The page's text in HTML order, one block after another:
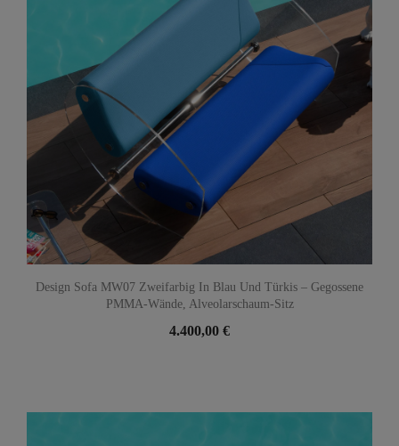
Design Sofa MW07 Zweifarbig In Blau Und Türkis – Gegossene
PMMA-Wände, Alveolarschaum-Sitz
4.400,00 €